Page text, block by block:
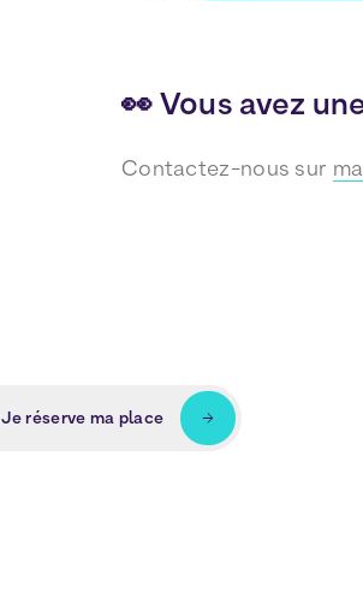
👀 Vous avez
Contactez-nous sur
Je réserve ma place